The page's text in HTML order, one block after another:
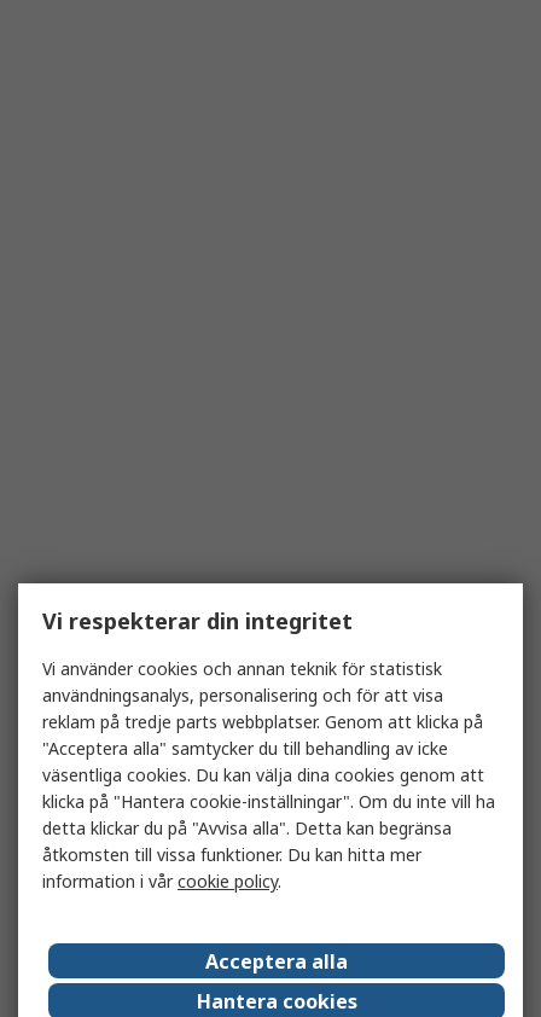
Vi respekterar din integritet
Vi använder cookies och annan teknik för statistisk
användningsanalys, personalisering och för att visa
reklam på tredje parts webbplatser. Genom att klicka på
"Acceptera alla" samtycker du till behandling av icke
väsentliga cookies. Du kan välja dina cookies genom att
klicka på "Hantera cookie-inställningar". Om du inte vill ha
detta klickar du på "Avvisa alla". Detta kan begränsa
åtkomsten till vissa funktioner. Du kan hitta mer
information i vårcookie policy.
Acceptera alla
Hantera cookies